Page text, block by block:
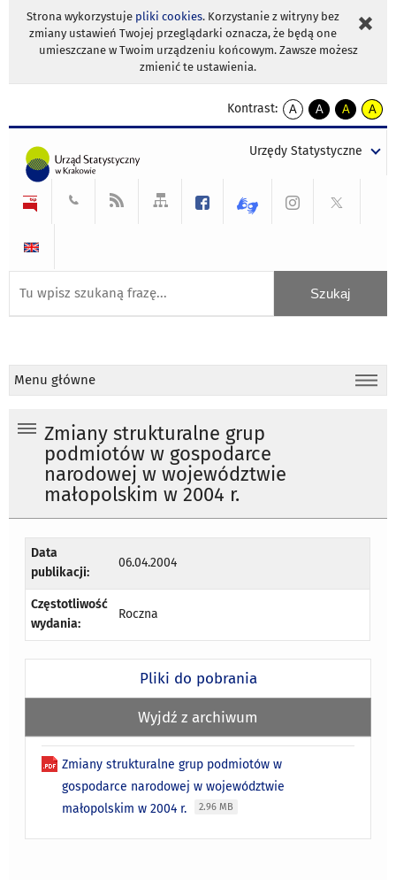
Strona wykorzystuje pliki cookies. Korzystanie z witryny bez
zmiany ustawień Twojej przeglądarki oznacza, że będą one
umieszczane w Twoim urządzeniu końcowym. Zawsze możesz
zmienić te ustawienia.
Kontrast:
A
kontrast
A
kontrast
tekst
czarnym
A
kontrast
tekst
czarnym
A
tekst
żółtym
Urzędy Statystyczne
Menu główne
Zmiany strukturalne grup
podmiotów w gospodarce
narodowej w województwie
małopolskim w 2004 r.
Data
publikacji:
06.04.2004
Częstotliwość
wydania:
Roczna
Pliki do pobrania
Wyjdź z archiwum
Zmiany strukturalne grup podmiotów w
gospodarce narodowej w województwie
małopolskim w 2004 r.
2.96 MB